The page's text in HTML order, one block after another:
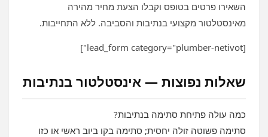
השאירו פרטים בטופס וקבלו הצעת מחיר מהירה
מאינסטלטור מקצועי בנתיבות והסביבה. ללא התחייבות.
[lead_form category="plumber-netivot"]
שאלות נפוצות — אינסטלטור בנתיבות
כמה עולה פתיחת סתימה בנתיבות?
סתימה פשוטה זולה יחסית; סתימה בקו ביוב ראשי או כזו